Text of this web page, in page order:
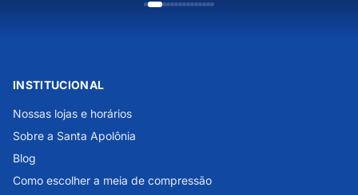
INSTITUCIONAL
Nossas lojas e horários
Sobre a Santa Apolônia
Blog
Como escolher a meia de compressão